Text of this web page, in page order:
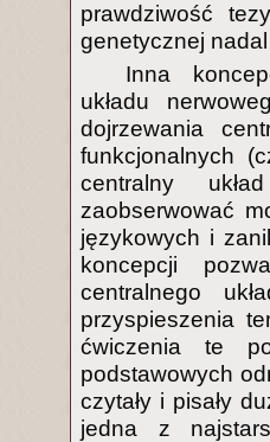
prawdziwość
genetycznej
Inna
układu
dojrzewania
funkcjonalnych
centralny
zaobserwować
językowych i
koncepcji
centralnego
przyspieszenia
ćwiczenia te
podstawowych
czytały i pisały
jedna z